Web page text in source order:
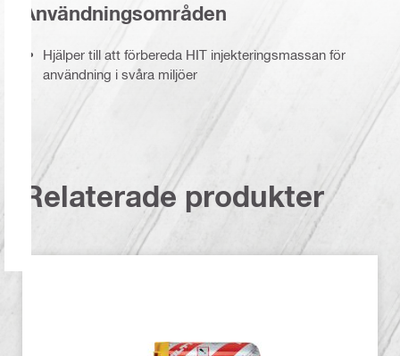
Användningsområden
Hjälper till att förbereda HIT injekteringsmassan för
användning i svåra miljöer
Relaterade produkter